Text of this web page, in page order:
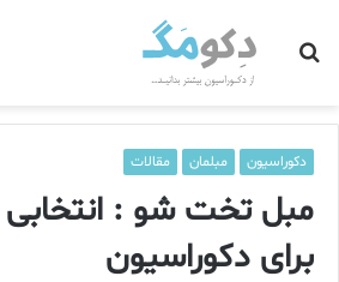
جستجو
دکوراسیون مبلمان مقالات
مبل تخت شو :
برای دکوراسیون